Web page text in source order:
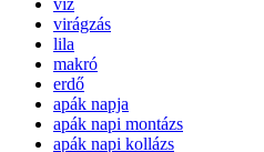
víz
virágzás
lila
makró
erdő
apák napja
apák napi montázs
apák napi kollázs